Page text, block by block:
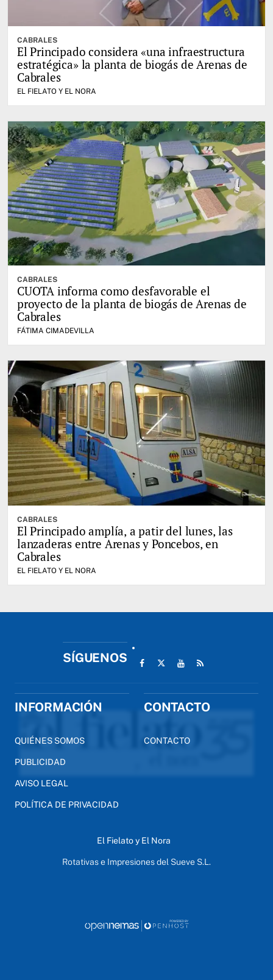
CABRALES
El Principado considera «una infraestructura
estratégica» la planta de biogás de Arenas de
Cabrales
EL FIELATO Y EL NORA
CABRALES
CUOTA informa como desfavorable el
proyecto de la planta de biogás de Arenas de
Cabrales
FÁTIMA CIMADEVILLA
CABRALES
El Principado amplía, a patir del lunes, las
lanzaderas entre Arenas y Poncebos, en
Cabrales
EL FIELATO Y EL NORA
SÍGUENOS
INFORMACIÓN
QUIÉNES SOMOS
PUBLICIDAD
AVISO LEGAL
POLÍTICA DE PRIVACIDAD
CONTACTO
CONTACTO
El Fielato y El Nora
Rotativas e Impresiones del Sueve S.L.